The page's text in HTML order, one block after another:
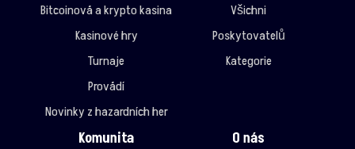
Bitcoinová a krypto kasina
Kasinové hry
Turnaje
Provádí
Novinky z hazardních her
Všichni
Poskytovatelů
Kategorie
Komunita O nás